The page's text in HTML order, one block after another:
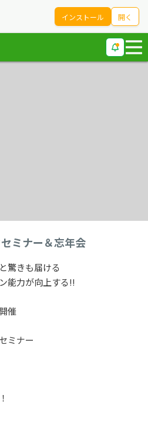
インストール 開く
ミナー＆忘年会
驚きも届ける
能力が向上する!!
催
ミナー